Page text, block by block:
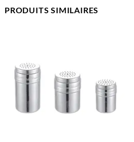
PRODUITS SIMILAIRES